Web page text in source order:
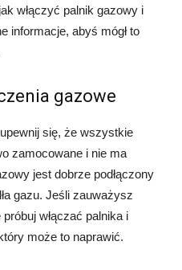
włączyć palnik gazowy i
informacje, abyś mógł to
gazowe
się, że wszystkie
zamocowane i nie ma
jest dobrze podłączony
gazu. Jeśli zauważysz
włączać palnika i
może to naprawić.